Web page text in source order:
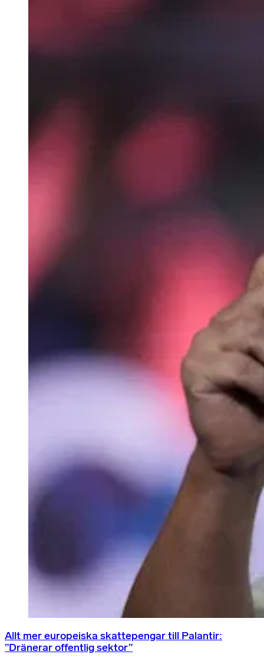
Allt mer europeiska skattepengar till Palantir:
”Dränerar offentlig sektor”